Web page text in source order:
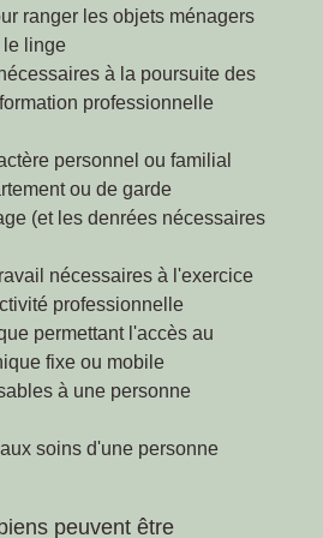
ranger les objets ménagers
le linge
à la poursuite des
professionnelle
personnel ou familial
ou de garde
(et les denrées nécessaires
nécessaires à l'exercice
professionnelle
permettant l'accès au
fixe ou mobile
à une personne
soins d'une personne
peuvent être